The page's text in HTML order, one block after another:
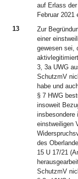
auf Erlass
Februar 2021
13
Zur
einer
gewesen sei,
3, 3a UWG
SchutzmV
habe und
§ 7 HWG
insoweit
insbesondere
einstweiligen
des
15 U 17/21
SchutzmV